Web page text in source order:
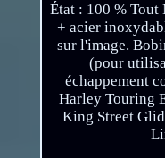
État : 100 %
+ acier
sur l'image.
(pour
échappement
Harley Touring
King Street